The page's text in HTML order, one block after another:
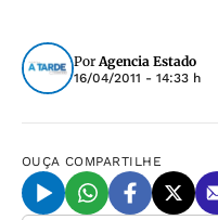
PorAgencia Estado
16/04/2011 - 14:33 h
OUÇA COMPARTILHE